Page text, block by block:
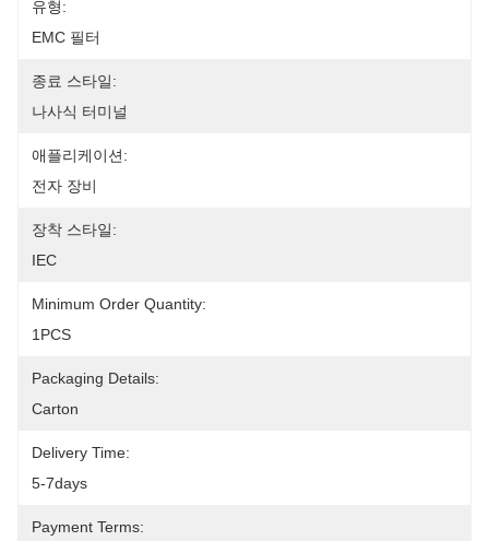
유형:
EMC 필터
종료 스타일:
나사식 터미널
애플리케이션:
전자 장비
장착 스타일:
IEC
Minimum Order Quantity:
1PCS
Packaging Details:
Carton
Delivery Time:
5-7days
Payment Terms: